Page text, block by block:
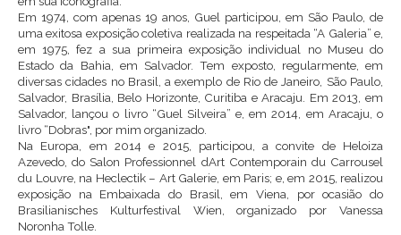
Em 1974, com apenas 19 anos, Guel participou, em São Paulo, de
uma exitosa exposição coletiva realizada na respeitada “A Galeria” e,
em 1975, fez a sua primeira exposição individual no Museu do
Estado da Bahia, em Salvador. Tem exposto, regularmente, em
diversas cidades no Brasil, a exemplo de Rio de Janeiro, São Paulo,
Salvador, Brasília, Belo Horizonte, Curitiba e Aracaju. Em 2013, em
Salvador, lançou o livro “Guel Silveira” e, em 2014, em Aracaju, o
livro “Dobras", por mim organizado.
Na Europa, em 2014 e 2015, participou, a convite de Heloiza
Azevedo, do Salon Professionnel dArt Contemporain du Carrousel
du Louvre, na Heclectik – Art Galerie, em Paris; e, em 2015, realizou
exposição na Embaixada do Brasil, em Viena, por ocasião do
Brasilianisches Kulturfestival Wien, organizado por Vanessa
Noronha Tolle.